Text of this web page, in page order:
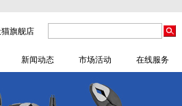
猫旗舰店
新闻动态 市场活动 在线服务